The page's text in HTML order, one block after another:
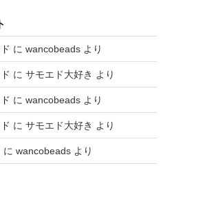
に wancobeadsより
に サモエド大好き より
に wancobeadsより
に サモエド大好き より
に wancobeadsより